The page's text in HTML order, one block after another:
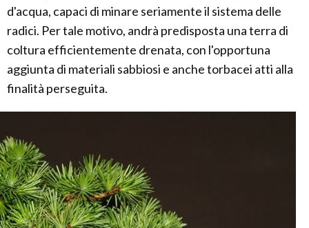
d'acqua, capaci di minare seriamente il sistema delle
radici. Per tale motivo, andrà predisposta una terra di
coltura efficientemente drenata, con l'opportuna
aggiunta di materiali sabbiosi e anche torbacei atti alla
finalità perseguita.